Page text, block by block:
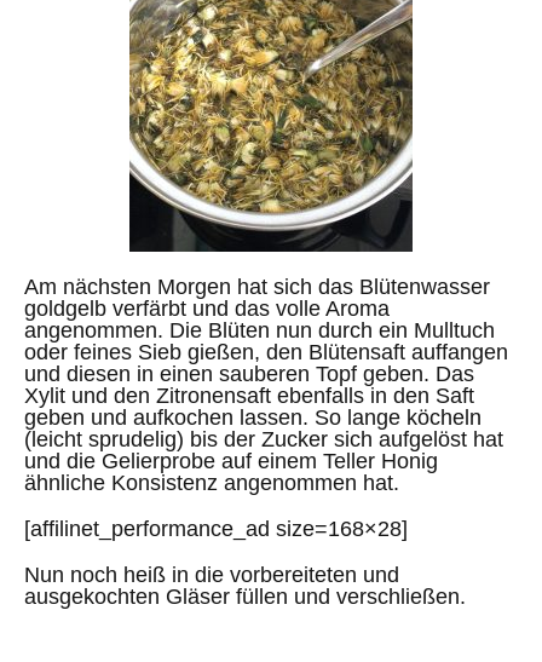
Am nächsten Morgen hat sich das Blütenwasser
goldgelb verfärbt und das volle Aroma
angenommen. Die Blüten nun durch ein Mulltuch
oder feines Sieb gießen, den Blütensaft auffangen
und diesen in einen sauberen Topf geben. Das
Xylit und den Zitronensaft ebenfalls in den Saft
geben und aufkochen lassen. So lange köcheln
(leicht sprudelig) bis der Zucker sich aufgelöst hat
und die Gelierprobe auf einem Teller Honig
ähnliche Konsistenz angenommen hat.
[affilinet_performance_ad size=168×28]
Nun noch heiß in die vorbereiteten und
ausgekochten Gläser füllen und verschließen.